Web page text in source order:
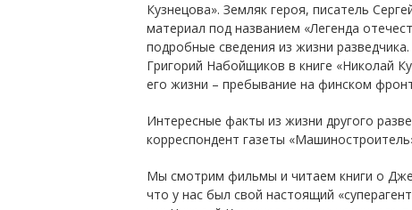
Кузнецова». Земляк героя, писатель
материал под названием «Легенда
подробные сведения из жизни
Григорий Набойщиков в книге «Николай
его жизни – пребывание на финском
Интересные факты из жизни другого
корреспондент газеты
Мы смотрим фильмы и читаем книги о
что у нас был свой настоящий